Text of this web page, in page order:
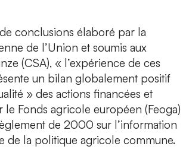
conclusions élaboré par la
de l’Union et soumis aux
(CSA), « l’expérience de ces
un bilan globalement positif
» des actions financées et
le Fonds agricole européen (Feoga)
de 2000 sur l’information
de la politique agricole commune.